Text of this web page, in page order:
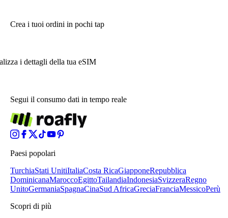
Crea i tuoi ordini in pochi tap
i dettagli della tua eSIM
Segui il consumo dati in tempo reale
Paesi popolari
TurchiaStati UnitiItaliaCosta RicaGiapponeRepubblica
DominicanaMaroccoEgittoTailandiaIndonesiaSvizzeraRegno
UnitoGermaniaSpagnaCinaSud AfricaGreciaFranciaMessicoPerù
Scopri di più